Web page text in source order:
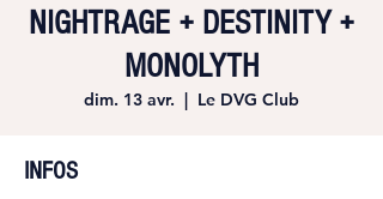
NIGHTRAGE + DESTINITY +
MONOLYTH
dim. 13 avr.
  |
Le DVG Club
INFOS